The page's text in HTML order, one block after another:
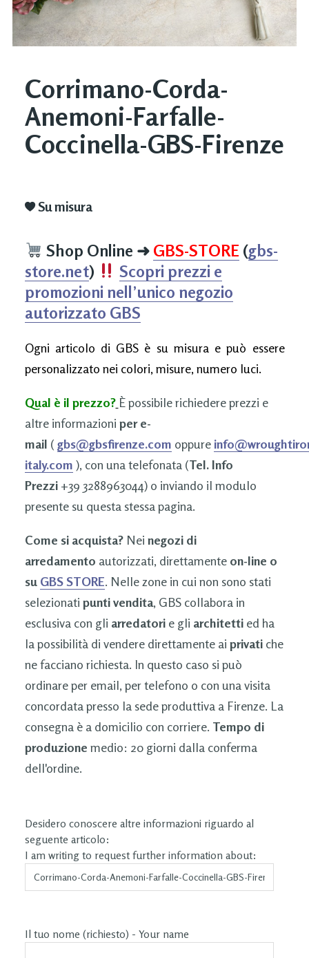
Corrimano-Corda-
Anemoni-Farfalle-
Coccinella-GBS-Firenze
Su misura
Shop Online ➜ GBS-STORE (gbs-
store.net)
Scopri prezzi e
promozioni nell’unico negozio
autorizzato GBS
Ogni articolo di GBS è su misura e può essere
personalizzato nei colori, misure, numero luci.
Qual è il prezzo? È possibile richiedere prezzi e
altre informazioni per e-
mail ( gbs@gbsfirenze.com oppure
italy.com ), con una telefonata (Tel. Info
Prezzi+39 3288963044) o inviando il modulo
presente su questa stessa pagina.
Come si acquista?Nei negozi di
arredamento autorizzati, direttamente on-line o
su GBS STORE. Nelle zone in cui non sono stati
selezionati punti vendita, GBS collabora in
esclusiva con gli arredatorie gli architettied ha
la possibilità di vendere direttamente ai privatiche
ne facciano richiesta. In questo caso si può
ordinare per email, per telefono o con una visita
concordata presso la sede produttiva a Firenze. La
consegna è a domicilio con corriere. Tempo di
produzione medio: 20 giorni dalla conferma
dell'ordine.
Desidero conoscere altre informazioni riguardo al
seguente articolo:
I am writing to request further information about:
Il tuo nome (richiesto) - Your name